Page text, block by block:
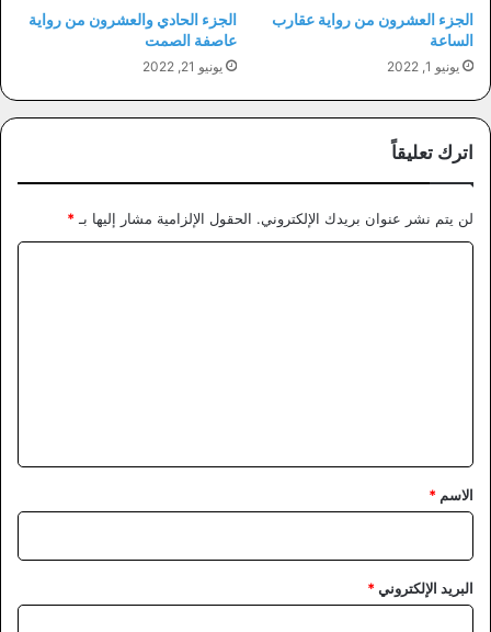
الجزء العشرون من رواية عقارب
الساعة
يونيو 1, 2022
الجزء الحادي والعشرون من رواية
عاصفة الصمت
يونيو 21, 2022
اترك تعليقاً
لن يتم نشر عنوان بريدك الإلكتروني. الحقول الإلزامية مشار إليها بـ *
*
الاسم *
البريد الإلكتروني*